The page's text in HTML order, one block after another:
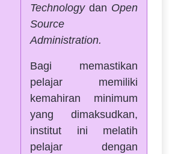
Technologydan Open
Source
Administration.
Bagi memastikan
pelajar memiliki
kemahiran minimum
yang dimaksudkan,
institut ini melatih
pelajar dengan